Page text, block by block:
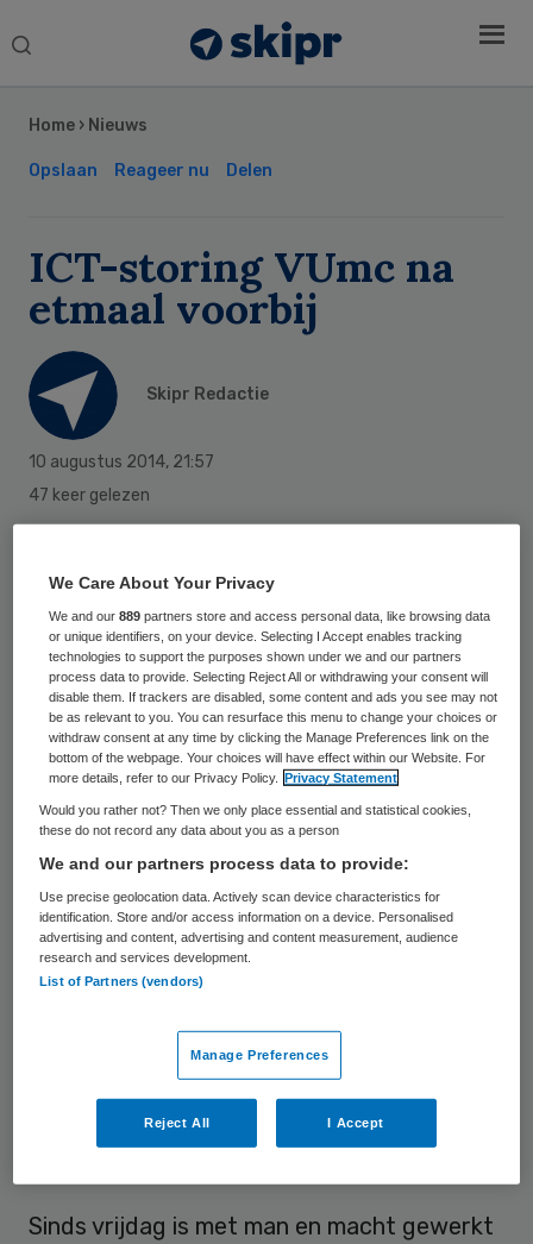
Search
Home › Nieuws
Opslaan Reageer nu Delen
ICT-storing VUmc na
etmaal voorbij
Skipr Redactie
10 augustus 2014, 21:57
47 keer gelezen
Medisch Centrum (VUmc) in Amsterdam is
voorbij. Dat maakte het ziekenhuis
zaterdag bekend. Vrijdag leidde een
stroomstoring tot uitval van de ICT-
systemen.
Direct na de stroomuitval vrijdagochtend
sloegen de noodaggregaten aan, maar
raakten de computersystemen ontregeld.
Zo moest onder meer de Spoedeisende
Hulp (SEH) worden gesloten voor acute
patiënten. Ambulances moesten uitwijken
afspraken met urgente patiënten worden
Sinds vrijdag is met man en macht gewerkt
Sidebar
We Care About Your Privacy
We and our889 partners store and access personal data, like browsing data
or unique identifiers, on your device. Selecting I Accept enables tracking
technologies to support the purposes shown under we and our partners
process data to provide. Selecting Reject All or withdrawing your consent will
disable them. If trackers are disabled, some content and ads you see may not
be as relevant to you. You can resurface this menu to change your choices or
withdraw consent at any time by clicking the Manage Preferences link on the
bottom of the webpage. Your choices will have effect within our Website. For
more details, refer to our Privacy Policy.
Privacy Statement
Would you rather not? Then we only place essential and statistical cookies,
these do not record any data about you as a person
We and our partners process data to provide:
Use precise geolocation data. Actively scan device characteristics for
identification. Store and/or access information on a device. Personalised
advertising and content, advertising and content measurement, audience
research and services development.
List of Partners (vendors)
Manage Preferences
Reject All I Accept